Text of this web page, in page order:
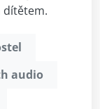
dítětem.
audio